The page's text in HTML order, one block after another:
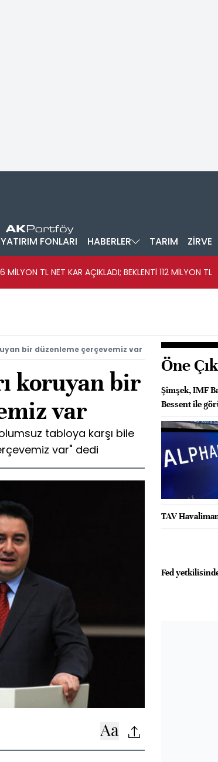
YATIRIM FONLARI HABERLER TARIM ZİRVE
TL NET KAR AÇIKLADI; BEKLENTİ 112 MİLYON TL
bir düzenleme çerçevemiz var
koruyan bir
var
tabloya karşı bile
var" dedi
Öne
Şimşek, IMF
Bessent ile
TAV
Fed